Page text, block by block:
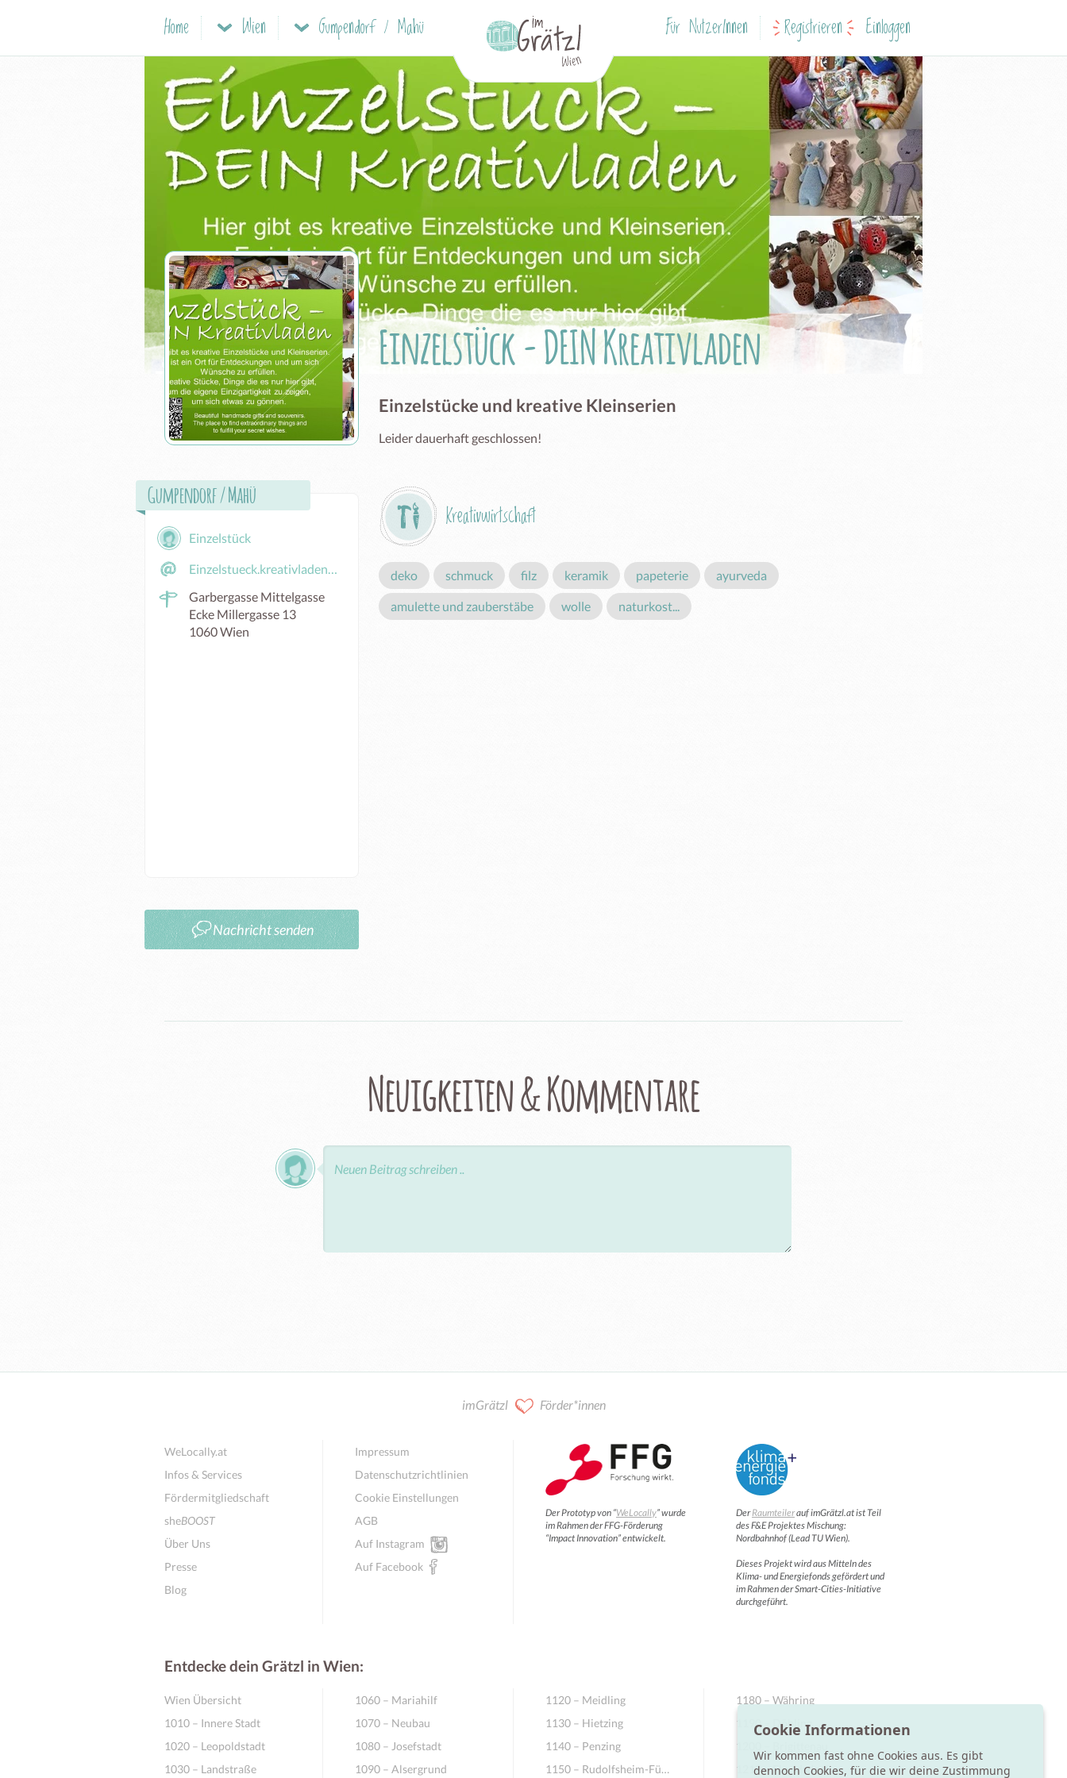
Home Wien Gumpendorf / Mahü Für NutzerInnen Registrieren Einloggen
Einzelstück - DEIN Kreativladen
Einzelstücke und kreative Kleinserien
Leider dauerhaft geschlossen!
Kreativwirtschaft
deko schmuck filz keramik papeterie ayurveda
amulette und zauberstäbe wolle naturkost...
Gumpendorf / Mahü
Einzelstück
Einzelstueck.kreativladen@gmail.com
Garbergasse Mittelgasse
Ecke Millergasse 13
1060 Wien
Nachricht senden
Neuigkeiten & Kommentare
imGrätzl Förder*innen
WeLocally.at
Infos & Services
Fördermitgliedschaft
sheBOOST
Über Uns
Presse
Blog
Impressum
Datenschutzrichtlinien
Cookie Einstellungen
AGB
Auf Instagram
Auf Facebook
Der Prototyp von “WeLocally” wurde
im Rahmen der FFG-Förderung
“Impact Innovation” entwickelt.
DerRaumteilerauf imGrätzl.at ist Teil
des F&E Projektes Mischung:
Nordbahnhof (Lead TU Wien).
Dieses Projekt wird aus Mitteln des
Klima- und Energiefonds gefördert und
im Rahmen der Smart-Cities-Initiative
durchgeführt.
Entdecke dein Grätzl in Wien:
Wien Übersicht
1010 – Innere Stadt
1020 – Leopoldstadt
1030 – Landstraße
1060 – Mariahilf
1070 – Neubau
1080 – Josefstadt
1090 – Alsergrund
1120 – Meidling
1130 – Hietzing
1140 – Penzing
1150 – Rudolfsheim-Fünfhaus
1180 – Währing
1190 – Döbling
1200 – Brigittenau
1210 – Floridsdorf
Cookie Informationen
Wir kommen fast ohne Cookies aus. Es gibt
dennoch Cookies, für die wir deine Zustimmung